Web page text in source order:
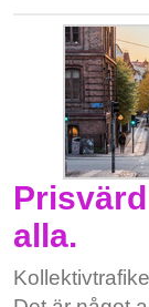
alla.